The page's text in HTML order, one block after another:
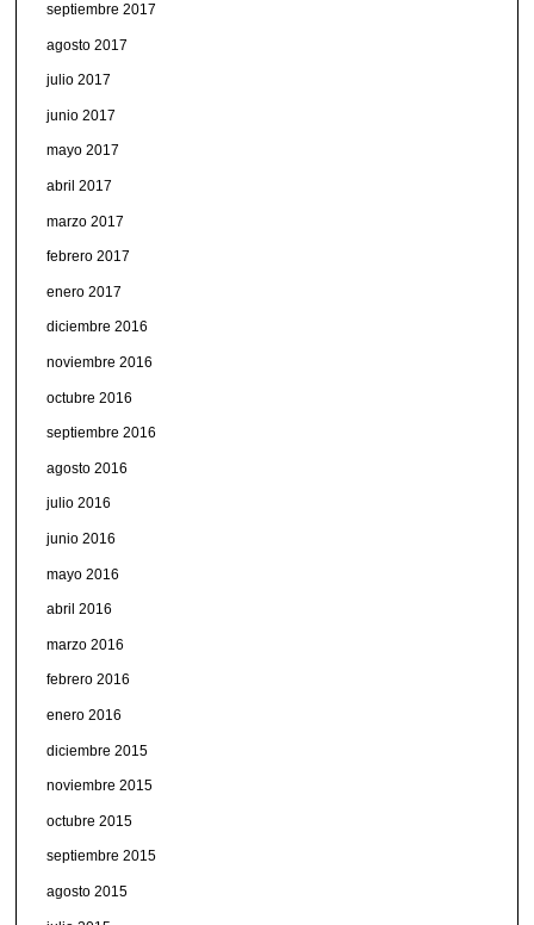
septiembre 2017
agosto 2017
julio 2017
junio 2017
mayo 2017
abril 2017
marzo 2017
febrero 2017
enero 2017
diciembre 2016
noviembre 2016
octubre 2016
septiembre 2016
agosto 2016
julio 2016
junio 2016
mayo 2016
abril 2016
marzo 2016
febrero 2016
enero 2016
diciembre 2015
noviembre 2015
octubre 2015
septiembre 2015
agosto 2015